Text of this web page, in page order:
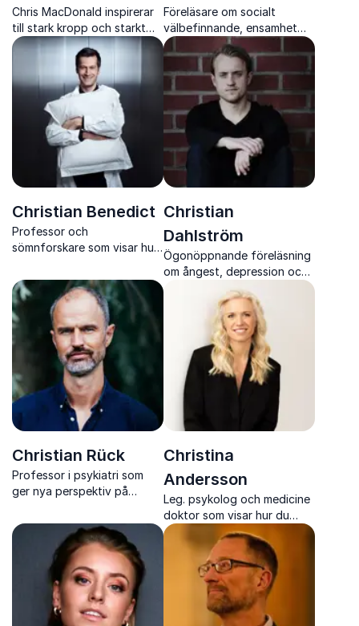
Chris MacDonald inspirerar
till stark kropp och starkt
sinne med vetenskap, humor
och konkreta verktyg
Föreläsare om socialt
välbefinnande, ensamhet
och starka arbetsplatser
Christian Benedict
Professor och
sömnforskare som visar hur
hälsa, beslutsfattande och
kreativitet i vardag och
arbetsliv.
Christian
Dahlström
Ögonöppnande föreläsning
om ångest, depression och
psykisk ohälsa
Christian Rück
Professor i psykiatri som
ger nya perspektiv på
hälsa
Christina
Andersson
Leg. psykolog och medicine
doktor som visar hur du
tränar hjärnan för ökat
välbefinnande, mentalt
fokus och hållbar
prestation.